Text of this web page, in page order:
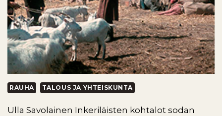
RAUHA TALOUS JA YHTEISKUNTA
Ulla Savolainen Inkeriläisten kohtalot sodan